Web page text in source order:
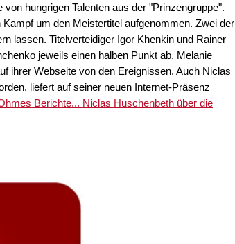
hungrigen Talenten aus der "Prinzengruppe".
um den Meistertitel aufgenommen. Zwei der
lassen. Titelverteidiger Igor Khenkin und Rainer
jeweils einen halben Punkt ab. Melanie
ihrer Webseite von den Ereignissen. Auch Niclas
liefert auf seiner neuen Internet-Präsenz
Berichte... Niclas Huschenbeth über die